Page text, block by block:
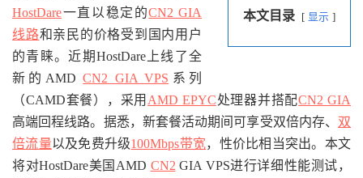
本文目录 显示
HostDare一直以稳定的CN2 GIA
线路和亲民的价格受到国内用户
的青睐。近期HostDare上线了全
新的AMDCN2 GIA VPS 系列
（CAMD套餐），采用 AMD EPYC处理器并搭配CN2 GIA
高端回程线路。据悉，新套餐活动期间可享受双倍内存、 双
倍流量以及免费升级100Mbps带宽，性价比相当突出。本文
将对HostDare美国AMD CN2 GIA VPS进行详细性能测试，